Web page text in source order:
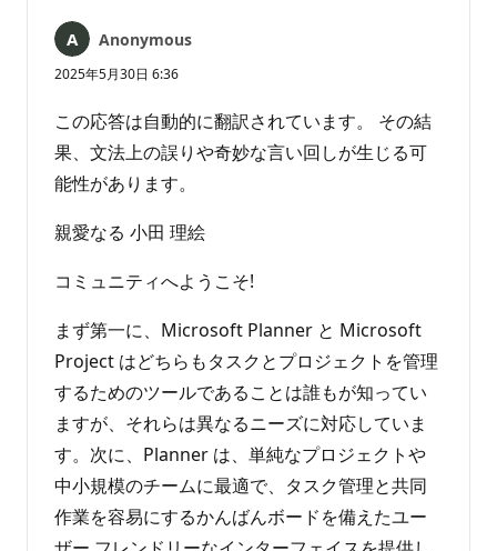
んAnonymous
2025年5月30日 6:36
この応答は自動的に翻訳されています。 その結
果、文法上の誤りや奇妙な言い回しが生じる可
能性があります。
親愛なる 小田 理絵
コミュニティへようこそ!
まず第一に、Microsoft Planner と Microsoft
Project はどちらもタスクとプロジェクトを管理
するためのツールであることは誰もが知ってい
ますが、それらは異なるニーズに対応していま
す。次に、Planner は、単純なプロジェクトや
中小規模のチームに最適で、タスク管理と共同
作業を容易にするかんばんボードを備えたユー